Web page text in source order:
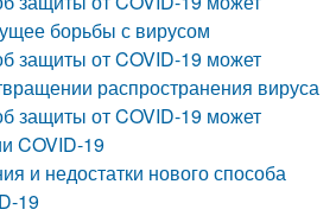
борьбы с вирусом
защиты от COVID-19 может
распространения вируса
защиты от COVID-19 может
COVID-19
и недостатки нового способа
19